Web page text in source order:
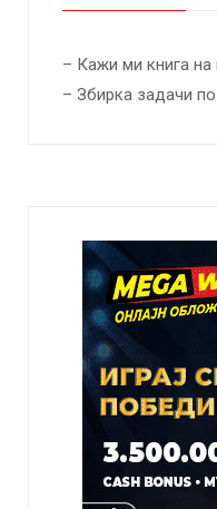
– Кажи ми книга на
– Збирка задачи